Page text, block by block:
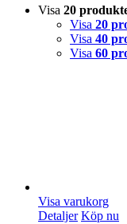
Visa 20
Visa 20
Visa 40
Visa 60
Visa varukorg
Detaljer Köp nu